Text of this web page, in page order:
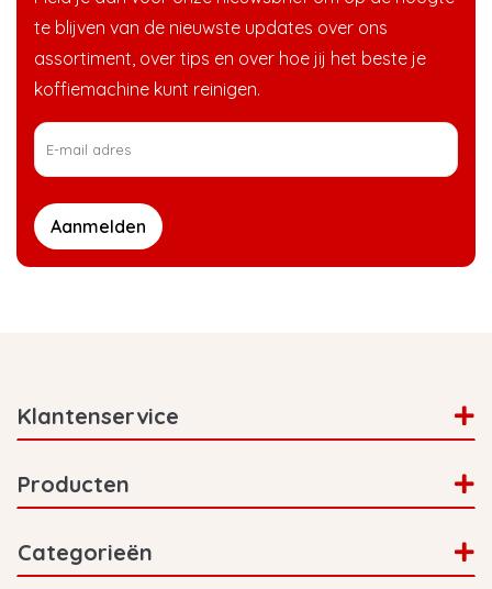
te blijven van de nieuwste updates over ons
assortiment, over tips en over hoe jij het beste je
koffiemachine kunt reinigen.
Aanmelden
Klantenservice
Producten
Categorieën